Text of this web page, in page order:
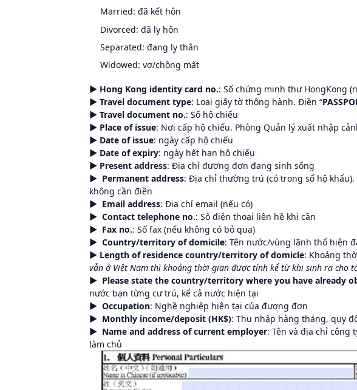
Married: đã kết hôn
Divorced: đã ly hôn
Separated: đang ly thân
Widowed: vợ/chồng mất
► Hong Kong identity card no.: Số chứng minh thư HongKong
► Travel document type: Loại giấy tờ thông hành. Điền “
► Travel document no.: Số hộ chiếu
► Place of issue: Nơi cấp hộ chiếu. Phòng Quản lý xuất nhập
► Date of issue: ngày cấp hộ chiếu
► Date of expiry: ngày hết hạn hộ chiếu
► Present address: Địa chỉ đương đơn đang sinh sống
► Permanent address: Địa chỉ thường trú (có trong sổ hộ
không cần điền
► Email address: Địa chỉ email (nếu có)
► Contact telephone no.: Số điện thoại liên hệ khi cần
► Fax no.: Số fax (nếu không có bỏ qua)
► Country/territory of domicile: Tên nước/vùng lãnh thổ hiện
► Length of residence country/territory of domicle: Khoảng
vẫn ở Việt Nam thì khoảng thời gian được tính kể từ khi sinh ra cho
► Please state the country/territory where you have already
nước bạn từng cư trú, kể cả nước hiện tại
► Occupation: Nghề nghiệp hiện tại của đương đơn
► Monthly income/deposit (HK$): Thu nhập hàng tháng, quy
► Name and address of current employer: Tên và địa chỉ công
làm chủ